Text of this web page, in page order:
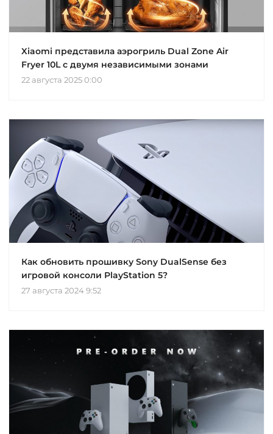
Xiaomi представила аэрогриль Dual Zone Air
Fryer 10L с двумя независимыми зонами
22 августа 2025 0:00
Как обновить прошивку Sony DualSense без
игровой консоли PlayStation 5?
27 августа 2024 9:52